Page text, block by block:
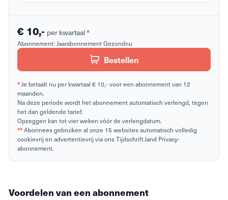
€ 10,- per kwartaal*
Abonnement: Jaarabonnement Gezondnu
Bestellen
*Je betaalt nu per kwartaal € 10,- voor een abonnement van 12
maanden.
Na deze periode wordt het abonnement automatisch verlengd, tegen
het dan geldende tarief.
Opzeggen kan tot vier weken vóór de verlengdatum.
**Abonnees gebruiken al onze 15 websites automatisch volledig
cookievrij en advertentievrij via ons Tijdschrift.land Privacy-
abonnement.
Voordelen van een abonnement